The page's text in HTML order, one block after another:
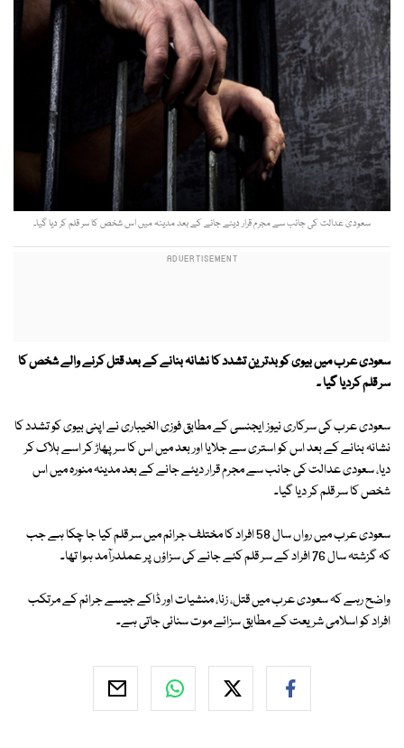
سعودی عدالت کی جانب سے مجرم قرار دیئے جانے کے بعد مدینہ میں اس شخص کا سر قلم کر دیا گیا۔
سعودی عرب میں بیوی کو بدترین تشدد کا نشانہ بنانے کے بعد قتل کرنے والے شخص کا
سر قلم کردیا گیا ۔
سعودی عرب کی سرکاری نیوز ایجنسی کے مطابق فوزی الخیباری نے اپنی بیوی کو تشدد کا
نشانہ بنانے کے بعد اس کو استری سے جلایا اور بعد میں اس کا سر پھاڑ کر اسے ہلاک کر
دیا، سعودی عدالت کی جانب سے مجرم قرار دیئے جانے کے بعد مدینہ منورہ میں اس
شخص کا سر قلم کر دیا گیا۔
سعودی عرب میں رواں سال 58 افراد کا مختلف جرائم میں سر قلم کیا جا چکا ہے جب
کہ گزشتہ سال 76 افراد کے سر قلم کئے جانے کی سزاؤں پر عملدرآمد ہوا تھا۔
واضح رہے کہ سعودی عرب میں قتل، زنا، منشیات اور ڈاکے جیسے جرائم کے مرتکب
افراد کو اسلامی شریعت کے مطابق سزائے موت سنائی جاتی ہے۔